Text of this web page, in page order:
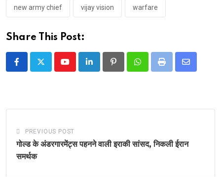
new army chief vijay vision warfare
Share This Post:
YoutubeLinkedInPinterestWhatsappPrint
Share
PREVIOUS POST
गोल्ड के अंडरगारमेंट्स पहनने वाली इराकी सांसद, निकली ईरान
समर्थक